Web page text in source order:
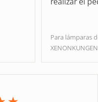
Para lámparas